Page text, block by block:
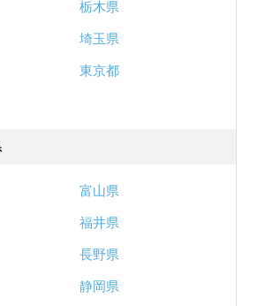
栃木県
埼玉県
東京都
富山県
福井県
長野県
静岡県